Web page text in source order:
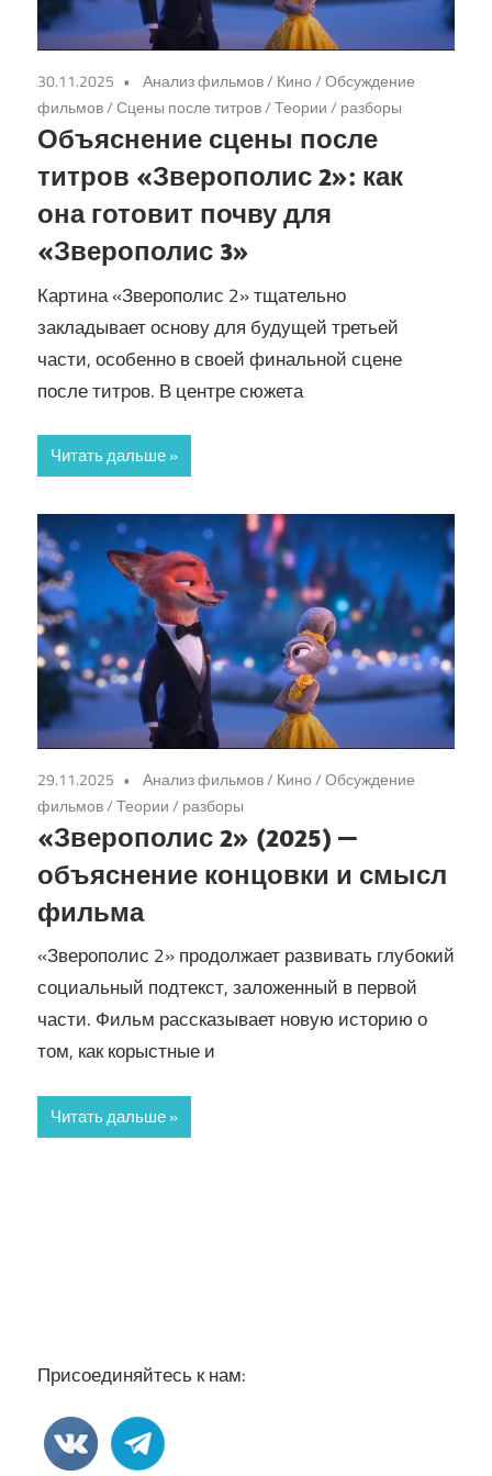
30.11.2025 Анализ фильмов/ Кино/Обсуждение
фильмов/Сцены после титров/Теории / разборы
Объяснение сцены после
титров «Зверополис 2»: как
она готовит почву для
«Зверополис 3»
Картина «Зверополис 2» тщательно
закладывает основу для будущей третьей
части, особенно в своей финальной сцене
после титров. В центре сюжета
Читать дальше
29.11.2025 Анализ фильмов/ Кино/Обсуждение
фильмов/Теории / разборы
«Зверополис 2» (2025) —
объяснение концовки и смысл
фильма
«Зверополис 2» продолжает развивать глубокий
социальный подтекст, заложенный в первой
части. Фильм рассказывает новую историю о
том, как корыстные и
Читать дальше
Присоединяйтесь к нам: